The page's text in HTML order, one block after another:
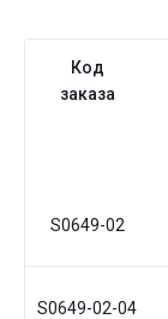
Код
заказа
S0649-02
S0649-02-04